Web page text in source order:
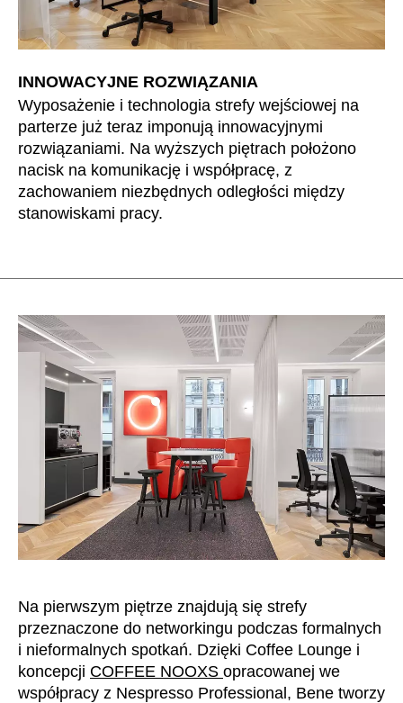
Malezja(MY)
Maroko(MA)
Niemcy(DE)
Nigeria(NG)
Norwegia (NO)
Nowa Zelandia(NZ)
Oman(OM)
Polska(PL)
Reszta świata
Rosja(RU)
Rumunia(RO)
Senegal (SN)
Serbia
Singapur(SG)
Szwajcaria(CH)
Szwecja(SE)
Słowacja(SK)
Słowenia(SI)
Tajwan(TW)
Tanzania (TZ)
Tunezja(TN)
Ukraina(UA)
INNOWACYJNE ROZWIĄZANIA
Wyposażenie i technologia strefy wejściowej na
parterze już teraz imponują innowacyjnymi
rozwiązaniami. Na wyższych piętrach położono
nacisk na komunikację i współpracę, z
zachowaniem niezbędnych odległości między
stanowiskami pracy.
Na pierwszym piętrze znajdują się strefy
przeznaczone do networkingu podczas formalnych
i nieformalnych spotkań. Dzięki Coffee Lounge i
koncepcji COFFEE NOOXS opracowanej we
współpracy z Nespresso Professional, Bene tworzy